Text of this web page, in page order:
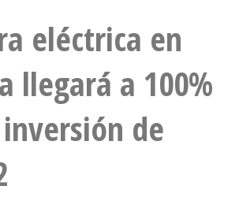
eléctrica en
llegará a 100%
de